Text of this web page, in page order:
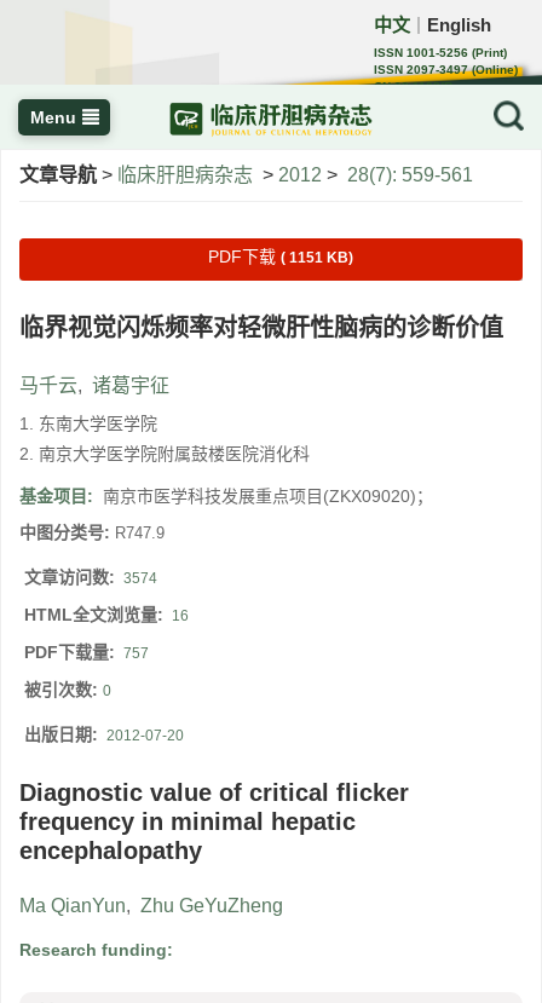
中文 English
ISSN 1001-5256 (Print)
ISSN 2097-3497 (Online)
CN 22-1108/R
Menu
文章导航 > 临床肝胆病杂志 > 2012 > 28(7): 559-561
PDF下载 ( 1151 KB)
临界视觉闪烁频率对轻微肝性脑病的诊断价值
马千云, 诸葛宇征
1. 东南大学医学院
2. 南京大学医学院附属鼓楼医院消化科
基金项目: 南京市医学科技发展重点项目(ZKX09020)；
中图分类号: R747.9
文章访问数: 3574
HTML全文浏览量: 16
PDF下载量: 757
被引次数: 0
出版日期: 2012-07-20
Diagnostic value of critical flicker
frequency in minimal hepatic
encephalopathy
Ma QianYun, Zhu GeYuZheng
Research funding: